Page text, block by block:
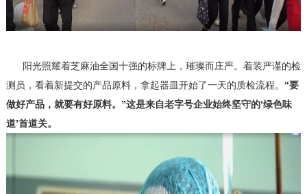
阳光照耀着芝麻油全国十强的标牌上，璀璨而庄严。着装严谨的检
测员，看着新提交的产品原料，拿起器皿开始了一天的质检流程。 “要
做好产品，就要有好原料。”这是来自老字号企业始终坚守的‘绿色味
道’首道关。